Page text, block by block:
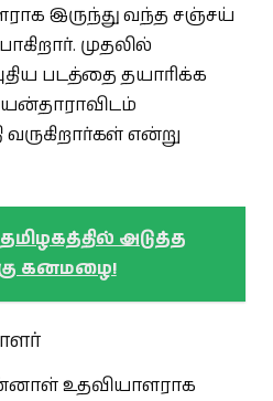
இருந்து வந்த சஞ்சய்
முதலில்
படத்தை தயாரிக்க
வருகிறார்கள் என்று
தமிழகத்தில் அடுத்த
கனமழை!
உதவியாளராக